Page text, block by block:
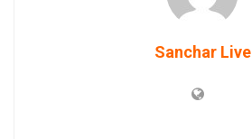
Sanchar Live